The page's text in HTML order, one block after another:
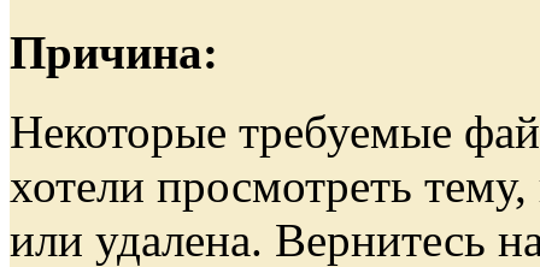
Причина:
Некоторые требуемые
хотели просмотреть
или удалена. Вернитесь